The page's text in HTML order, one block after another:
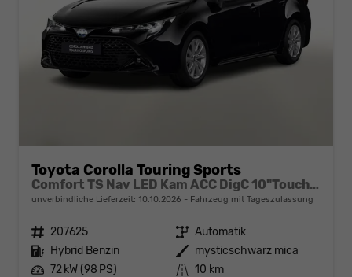
Toyota Corolla Touring Sports
Comfort TS Nav LED Kam ACC DigC 10"Touch NSW
unverbindliche Lieferzeit: 10.10.2026 Fahrzeug mit Tageszulassung
Fahrzeugnr. 207625 Getriebe Automatik
Kraftstoff Hybrid Benzin Außenfarbe mysticschwarz mica
Leistung 72 kW (98 PS) Kilometerstand 10 km